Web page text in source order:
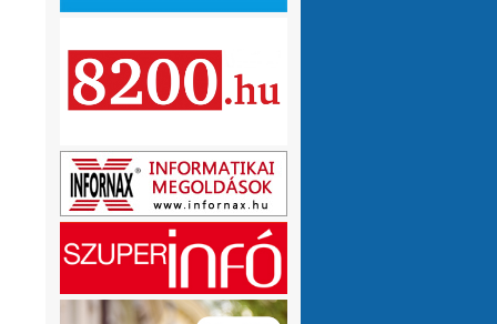
olvasnám.Üdv
VMeteo-Zooltán:Remek asszisztens
Köszi az infót. Lehet mit böngészni.
1 év 2 hónap
a klíma adatok (2007-től, havi
részletességgel, napi bontásban):
https://tinyurl.com/24vslpzg A ChatGPT 3
perc alatt megtalálta a hibát a PHP-ben,
ami nekem hónapok óta nem sikerült...
1 év 2 hónap
VMeteo-Zooltán:Nézd már, van itt egy
üzenőfal
1 év 2 hónap